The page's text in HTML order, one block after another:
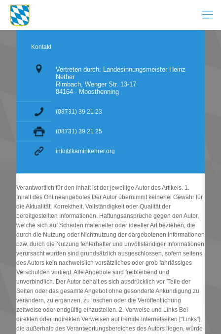
Kontakt
Vertreten durch: Landesinnungsmeister Heinz
Nether
Rimbach, Wenger Str. 13-17
84164 - Moosthenning
(08731) 39 21 23
(08731) 39 21 25
info@kaminkehrer.org
Verantwortlich für den Inhalt ist der jeweilige Autor des Artikels. 1.
Inhalt des Onlineangebotes Der Autor übernimmt keinerlei Gewähr für
die Aktualität, Korrektheit, Vollständigkeit oder Qualität der
bereitgestellten Informationen. Haftungsansprüche gegen den Autor,
welche sich auf Schäden materieller oder ideeller Art beziehen, die
durch die Nutzung oder Nichtnutzung der dargebotenen Informationen
bzw. durch die Nutzung fehlerhafter und unvollständiger Informationen
verursacht wurden sind grundsätzlich ausgeschlossen, sofern seitens
des Autors kein nachweislich vorsätzliches oder grob fahrlässiges
Verschulden vorliegt. Alle Angebote sind freibleibend und
unverbindlich. Der Autor behält es sich ausdrücklich vor, Teile der
Seiten oder das gesamte Angebot ohne gesonderte Ankündigung zu
verändern, zu ergänzen, zu löschen oder die Veröffentlichung
zeitweise oder endgültig einzustellen. 2. Verweise und Links Bei
direkten oder indirekten Verweisen auf fremde Internetseiten ["Links"],
die außerhalb des Verantwortungsbereiches des Autors liegen, würde